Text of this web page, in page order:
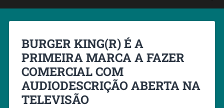
BURGER KING(R) É A
PRIMEIRA MARCA A FAZER
COMERCIAL COM
AUDIODESCRIÇÃO ABERTA NA
TELEVISÃO